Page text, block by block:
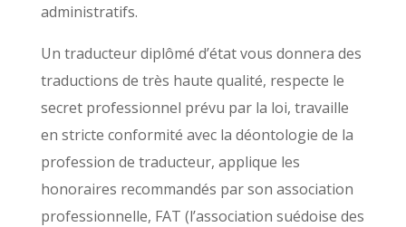
administratifs.
Un traducteur diplômé d’état vous donnera des
traductions de très haute qualité, respecte le
secret professionnel prévu par la loi, travaille
en stricte conformité avec la déontologie de la
profession de traducteur, applique les
honoraires recommandés par son association
professionnelle, FAT (l’association suédoise des